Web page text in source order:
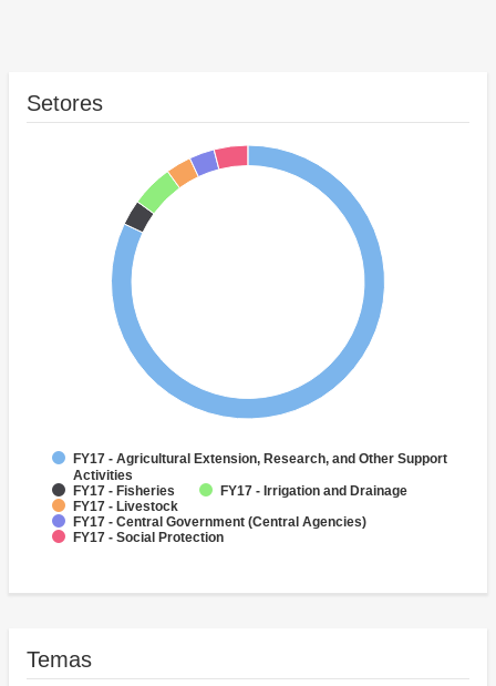
Setores
FY17 - Agricultural Extension, Research, and Other Support
Activities
FY17 - Fisheries
FY17 - Irrigation and Drainage
FY17 - Livestock
FY17 - Central Government (Central Agencies)
FY17 - Social Protection
Temas